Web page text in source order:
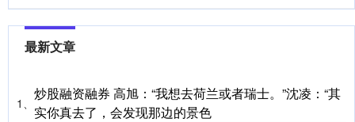
最新文章
1、
炒股融资融券 高旭：“我想去荷兰或者瑞士。”沈凌：“其
实你真去了，会发现那边的景色